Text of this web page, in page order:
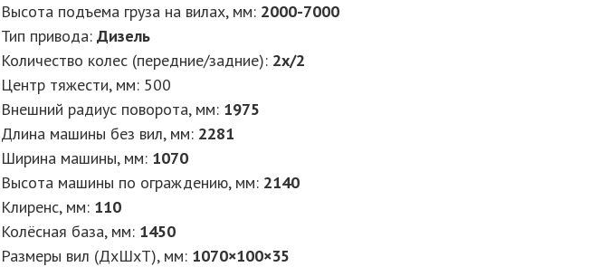
Высота подъема груза на вилах, мм: 2000-7000
Тип привода: Дизель
Количество колес (передние/задние): 2х/2
Центр тяжести, мм: 500
Внешний радиус поворота, мм: 1975
Длина машины без вил, мм: 2281
Ширина машины, мм: 1070
Высота машины по ограждению, мм: 2140
Клиренс, мм: 110
Колёсная база, мм: 1450
Размеры вил (ДхШхТ), мм: 1070×100×35